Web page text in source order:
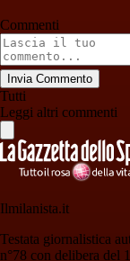
Commenti
Invia Commento
Tutti
Leggi altri commenti
Ilmilanista.it
Testata giornalistica
n°78 con delibera del